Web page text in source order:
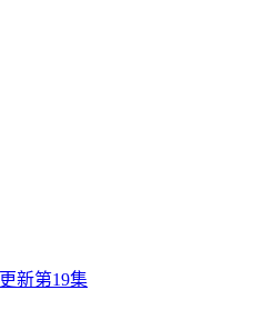
更新第19集